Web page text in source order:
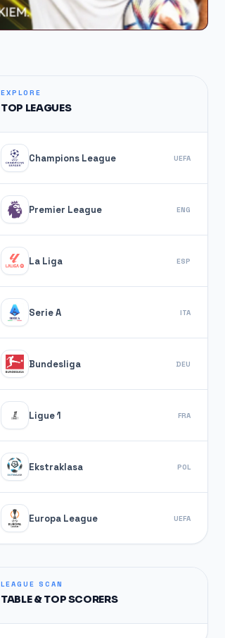
EXPLORE
TOP LEAGUES
Champions League UEFA
Premier League ENG
La Liga ESP
Serie A ITA
Bundesliga DEU
Ligue 1 FRA
Ekstraklasa POL
Europa League UEFA
LEAGUE SCAN
TABLE & TOP SCORERS